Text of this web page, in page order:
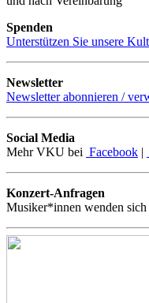
Spenden
Unterstützen Sie unsere
Newsletter
Newsletter abonnieren /
Social Media
Mehr VKU bei Facebook |
Konzert-Anfragen
Musiker*innen wenden